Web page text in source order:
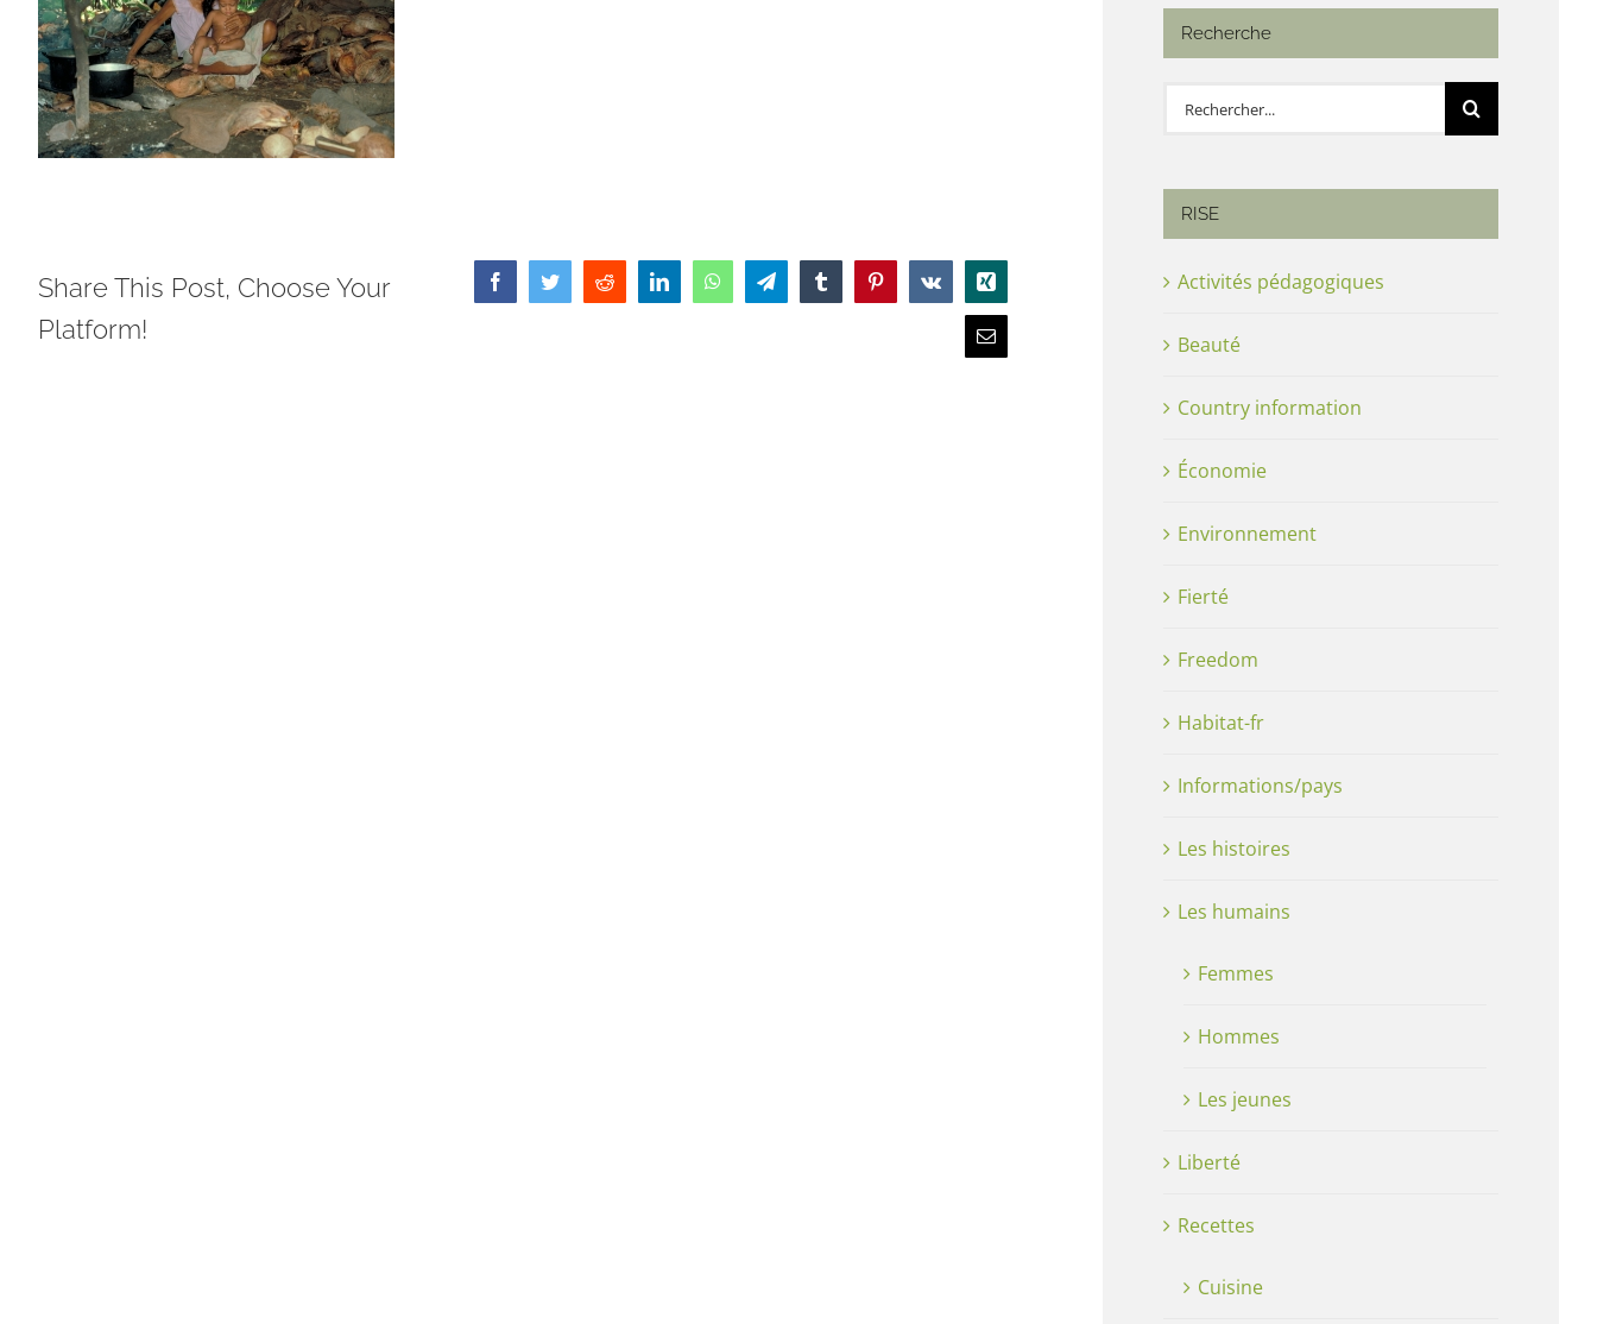
Share This Post, Choose Your
Platform!
FacebookTwitterReddit LinkedInWhatsAppTelegramTumblrPinterestVk Xing
Email
Recherche
Rechercher:
RISE
Activités pédagogiques
Beauté
Country information
Économie
Environnement
Fierté
Freedom
Habitat-fr
Informations/pays
Les histoires
Les humains
Femmes
Hommes
Les jeunes
Liberté
Recettes
Cuisine